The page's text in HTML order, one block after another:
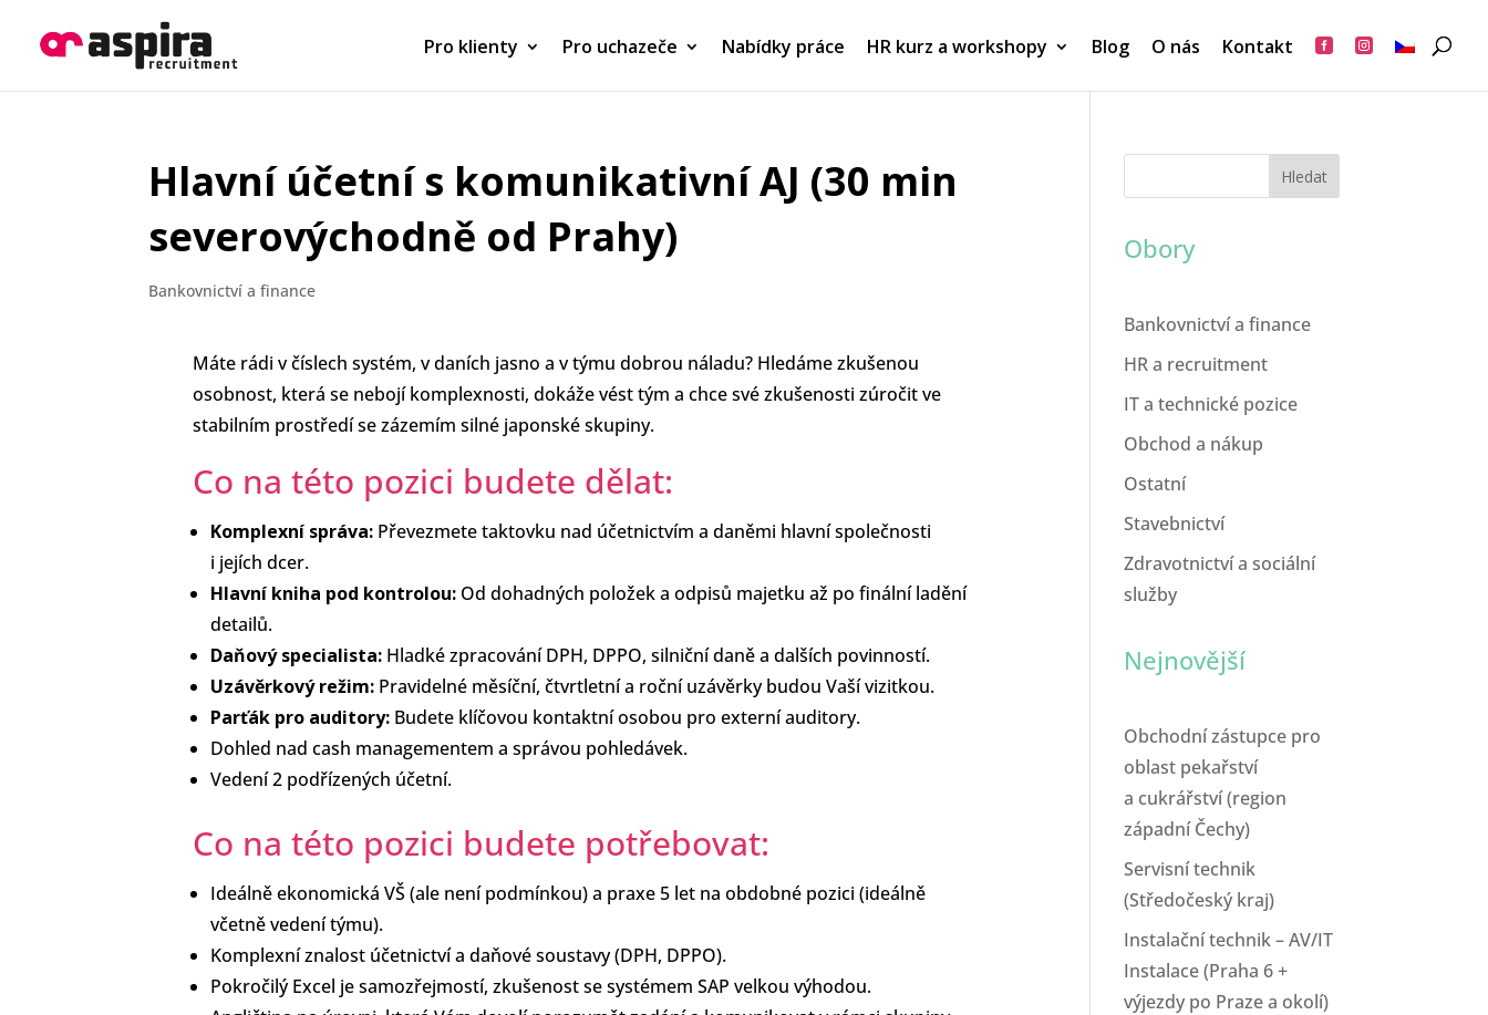
Pro klienty Pro uchazeče Nabídky práce HR kurz a workshopy Blog O nás Kontakt  
Hlavní účetní s komunikativní AJ (30 min
severovýchodně od Prahy)
Bankovnictví a finance
Máte rádi v číslech systém, v daních jasno a v týmu dobrou náladu? Hledáme zkušenou
osobnost, která se nebojí komplexnosti, dokáže vést tým a chce své zkušenosti zúročit ve
stabilním prostředí se zázemím silné japonské skupiny.
Co na této pozici budete dělat:
Komplexní správa:Převezmete taktovku nad účetnictvím a daněmi hlavní společnosti
i jejích dcer.
Hlavní kniha pod kontrolou:Od dohadných položek a odpisů majetku až po finální ladění
detailů.
Daňový specialista:Hladké zpracování DPH, DPPO, silniční daně a dalších povinností.
Uzávěrkový režim:Pravidelné měsíční, čtvrtletní a roční uzávěrky budou Vaší vizitkou.
Parťák pro auditory:Budete klíčovou kontaktní osobou pro externí auditory.
Dohled nad cash managementem a správou pohledávek.
Vedení 2 podřízených účetní.
Co na této pozici budete potřebovat:
Ideálně ekonomická VŠ (ale není podmínkou) a praxe 5 let na obdobné pozici (ideálně
včetně vedení týmu).
Komplexní znalost účetnictví a daňové soustavy (DPH, DPPO).
Pokročilý Excel je samozřejmostí, zkušenost se systémem SAP velkou výhodou.
Obory
Bankovnictví a finance
HR a recruitment
IT a technické pozice
Obchod a nákup
Ostatní
Stavebnictví
Zdravotnictví a sociální
služby
Nejnovější
Obchodní zástupce pro
oblast pekařství
a cukrářství (region
západní Čechy)
Servisní technik
(Středočeský kraj)
Instalační technik – AV/IT
Instalace (Praha 6 +
výjezdy po Praze a okolí)